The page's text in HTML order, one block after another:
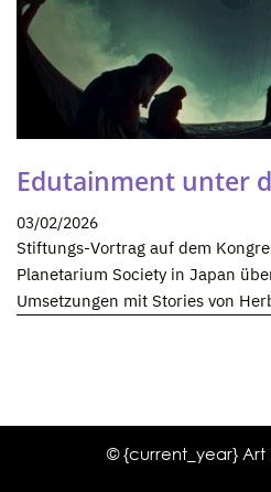
Edutainment unter
03/02/2026
Stiftungs-Vortrag auf dem
Planetarium Society in Japan
Umsetzungen mit Stories von
© {current_year} Art